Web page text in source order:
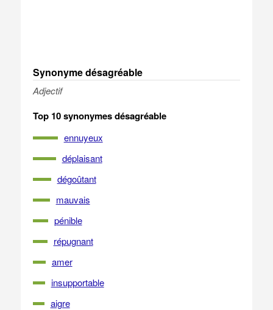
Synonyme désagréable
Adjectif
Top 10 synonymes désagréable
ennuyeux
déplaisant
dégoûtant
mauvais
pénible
répugnant
amer
insupportable
aigre